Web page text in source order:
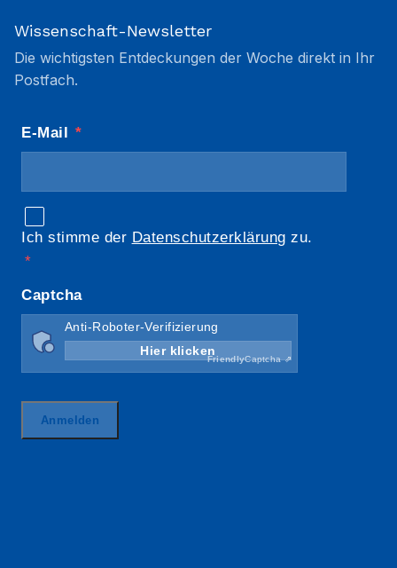
Wissenschaft-Newsletter
Die wichtigsten Entdeckungen der Woche direkt in Ihr
Postfach.